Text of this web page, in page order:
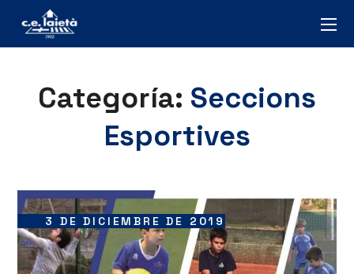
Categoría: Seccions
Esportives
3 DE DICIEMBRE DE 2019